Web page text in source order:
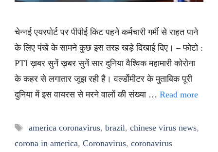
चेन्नई एयरपोर्ट पर पीपीई किट पहने कर्मचारी गर्मी से राहत पाने
के लिए पंखे के सामने कुछ इस तरह खड़े दिखाई दिए। – फोटो :
PTI ख़बर सुनें ख़बर सुनें सार दुनिया वैश्विक महामारी कोरोना
के कहर से लगातार जूझ रही है। वर्ल्डोमीटर के मुताबिक पूरी
दुनिया में इस वायरस से मरने वालों की संख्या … Read more
Tags
america coronavirus, brazil, chinese virus news,
corona in america, Coronavirus, coronavirus